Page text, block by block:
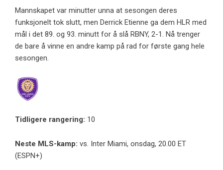
Mannskapet var minutter unna at sesongen deres
funksjonelt tok slutt, men Derrick Etienne ga dem HLR med
mål i det 89. og 93. minutt for å slå RBNY, 2-1. Nå trenger
de bare å vinne en andre kamp på rad for første gang hele
sesongen.
Tidligere rangering: 10
Neste MLS-kamp: vs. Inter Miami, onsdag, 20.00 ET
(ESPN+)